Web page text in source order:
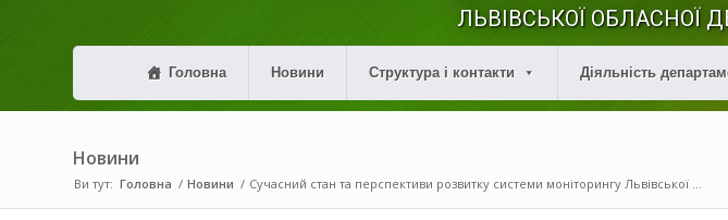
ЛЬВІВСЬКОЇ ОБЛАСНОЇ
Головна Новини Структура і контакти Діяльність
Новини
Ви тут: Головна / Новини / Сучасний стан та перспективи розвитку системи моніторингу Львівської ...